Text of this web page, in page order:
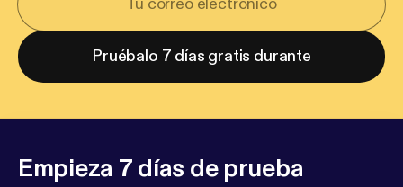
Pruébalo 7 días gratis durante
Empieza 7 días de prueba